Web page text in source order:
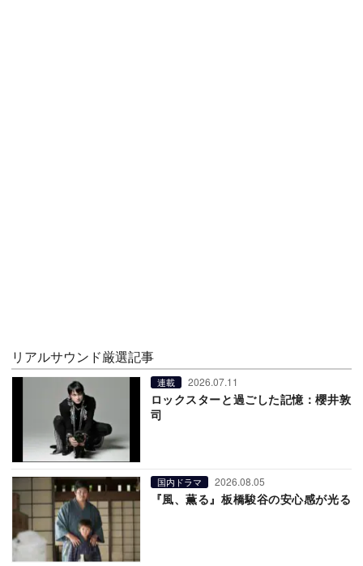
リアルサウンド厳選記事
連載 2026.07.11
ロックスターと過ごした記憶：櫻井敦
司
国内ドラマ 2026.08.05
『風、薫る』板橋駿谷の安心感が光る